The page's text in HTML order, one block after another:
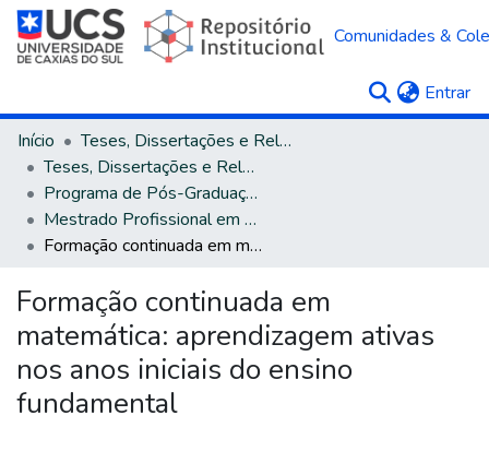
Comunidades &
Entrar
Início
Teses, Dissertações e Relatórios
Teses, Dissertações e Relatórios defendidos na UCS
Programa de Pós-Graduação em Ensino de Ciências e Matemática
Mestrado Profissional em Ensino de Ciências e Matemática
Formação continuada em matemática: aprendizagem ativas nos anos iniciais do ensino fundamental
Formação continuada em
matemática: aprendizagem ativas
nos anos iniciais do ensino
fundamental